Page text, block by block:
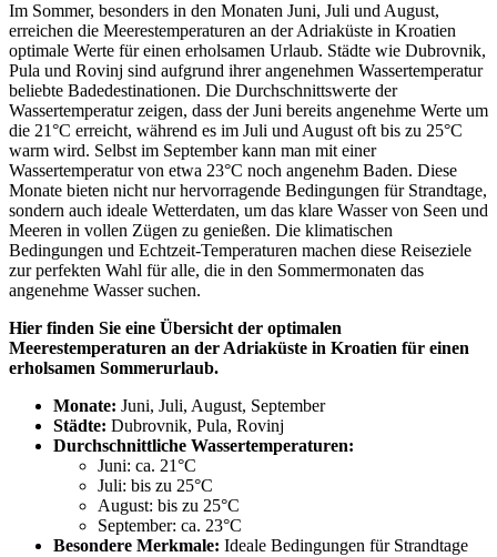
Im Sommer, besonders in den Monaten Juni, Juli und August,
erreichen die Meerestemperaturen an der Adriaküste in Kroatien
optimale Werte für einen erholsamen Urlaub. Städte wie Dubrovnik,
Pula und Rovinj sind aufgrund ihrer angenehmen Wassertemperatur
beliebte Badedestinationen. Die Durchschnittswerte der
Wassertemperatur zeigen, dass der Juni bereits angenehme Werte um
die 21°C erreicht, während es im Juli und August oft bis zu 25°C
warm wird. Selbst im September kann man mit einer
Wassertemperatur von etwa 23°C noch angenehm Baden. Diese
Monate bieten nicht nur hervorragende Bedingungen für Strandtage,
sondern auch ideale Wetterdaten, um das klare Wasser von Seen und
Meeren in vollen Zügen zu genießen. Die klimatischen
Bedingungen und Echtzeit-Temperaturen machen diese Reiseziele
zur perfekten Wahl für alle, die in den Sommermonaten das
angenehme Wasser suchen.
Hier finden Sie eine Übersicht der optimalen
Meerestemperaturen an der Adriaküste in Kroatien für einen
erholsamen Sommerurlaub.
Monate: Juni, Juli, August, September
Städte: Dubrovnik, Pula, Rovinj
Durchschnittliche Wassertemperaturen:
Juni: ca. 21°C
Juli: bis zu 25°C
August: bis zu 25°C
September: ca. 23°C
Besondere Merkmale: Ideale Bedingungen für Strandtage